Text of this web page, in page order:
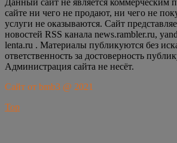
Данный сайт не является коммерческим
сайте ни чего не продают, ни чего не
услуги не оказываются. Сайт
новостей RSS канала news.rambler.ru,
lenta.ru . Материалы публикуются без
ответственность за достоверность
Администрация сайта не несёт.
Сайт от bmb3 @ 2021
Top